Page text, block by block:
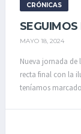
CRÓNICAS
MAYO 18, 2024
Nueva jornada
recta final con la
teníamos